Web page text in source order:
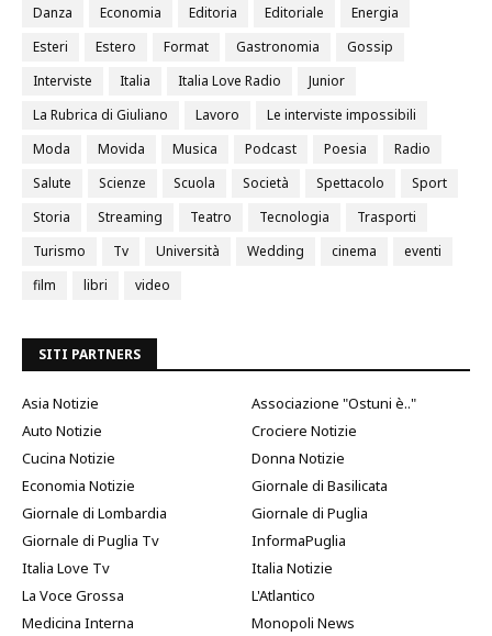
Danza
Economia Editoria Editoriale
Energia
Esteri
Estero Format Gastronomia
Gossip
Interviste
Italia Italia Love Radio
Junior
La Rubrica di Giuliano
Lavoro
Le interviste impossibili
Moda
Movida Musica Podcast Poesia
Radio
Salute
Scienze Scuola Società Spettacolo
Sport
Storia
Streaming Teatro Tecnologia
Trasporti
Turismo
Tv Università Wedding cinema
eventi
film
libri video
SITI PARTNERS
Asia Notizie
Associazione "Ostuni è.."
Auto Notizie
Crociere Notizie
Cucina Notizie
Donna Notizie
Economia Notizie
Giornale di Basilicata
Giornale di Lombardia
Giornale di Puglia
Giornale di Puglia Tv
InformaPuglia
Italia Love Tv
Italia Notizie
La Voce Grossa
L'Atlantico
Medicina Interna
Monopoli News